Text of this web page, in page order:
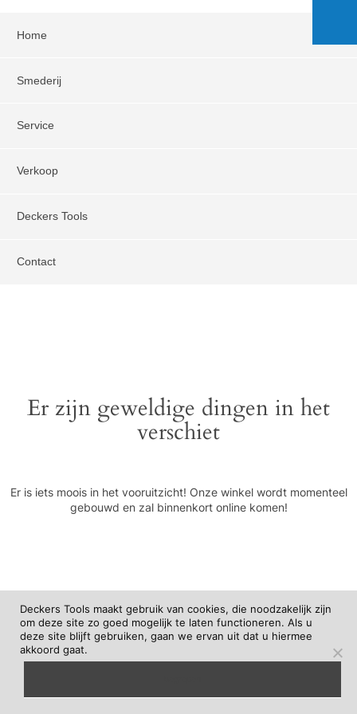
Home
Smederij
Service
Verkoop
Deckers Tools
Contact
Er zijn geweldige dingen in het
verschiet
Er is iets moois in het vooruitzicht! Onze winkel wordt momenteel
gebouwd en zal binnenkort online komen!
Deckers Tools maakt gebruik van cookies, die noodzakelijk zijn
om deze site zo goed mogelijk te laten functioneren. Als u
deze site blijft gebruiken, gaan we ervan uit dat u hiermee
akkoord gaat.